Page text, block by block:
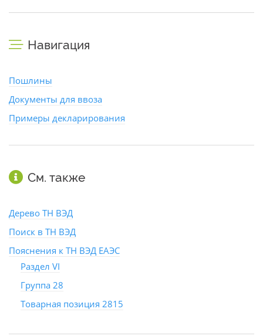
Навигация
Пошлины
Документы для ввоза
Примеры декларирования
См. также
Дерево ТН ВЭД
Поиск в ТН ВЭД
Пояснения к ТН ВЭД ЕАЭС
Раздел VI
Группа 28
Товарная позиция 2815